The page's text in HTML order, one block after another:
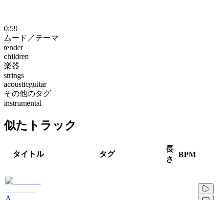
0:59
ムード／テーマ
tender
children
楽器
strings
acousticguitar
その他のタグ
instrumental
似たトラック
タイトル タグ
長
さ
BPM
A